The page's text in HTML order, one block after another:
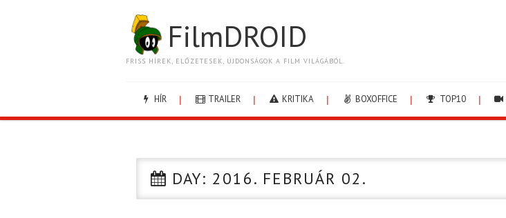
FilmDROID
FRISS HÍREK, ELŐZETESEK, ÚJDONSÁGOK A FILM VILÁGÁBÓL.
HÍR TRAILER KRITIKA BOXOFFICE TOP10
DAY: 2016. FEBRUÁR 02.